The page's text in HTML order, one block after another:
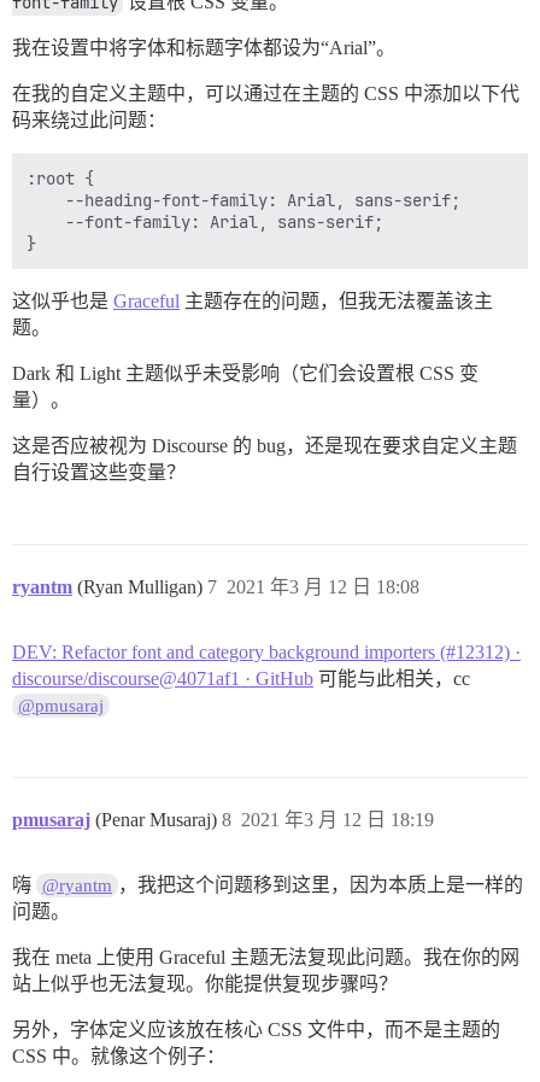
我在设置中将字体和标题字体都设为“Arial”。
在我的自定义主题中，可以通过在主题的 CSS 中添加以下代
码来绕过此问题：
:root {
    --heading-font-family: Arial, sans-serif;
    --font-family: Arial, sans-serif;
这似乎也是 Graceful 主题存在的问题，但我无法覆盖该主
题。
Dark 和 Light 主题似乎未受影响（它们会设置根 CSS 变
量）。
这是否应被视为 Discourse 的 bug，还是现在要求自定义主题
自行设置这些变量？
ryantm (Ryan Mulligan) 2021 年3 月 12 日 18:08
7
DEV: Refactor font and category background importers (#12312) ·
discourse/discourse@4071af1 · GitHub 可能与此相关，cc
@pmusaraj
pmusaraj (Penar Musaraj) 2021 年3 月 12 日 18:19
8
嗨 @ryantm ，我把这个问题移到这里，因为本质上是一样的
问题。
我在 meta 上使用 Graceful 主题无法复现此问题。我在你的网
站上似乎也无法复现。你能提供复现步骤吗？
另外，字体定义应该放在核心 CSS 文件中，而不是主题的
CSS 中。就像这个例子：